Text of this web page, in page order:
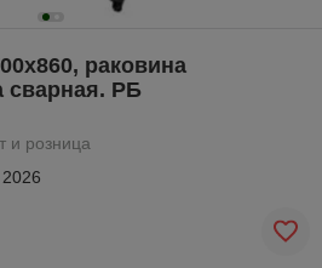
раковина
сварная. РБ
и розница
2026